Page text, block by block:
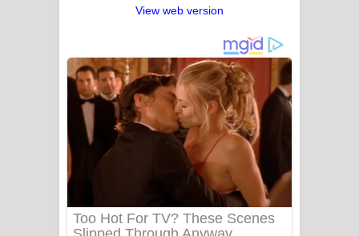
View web version